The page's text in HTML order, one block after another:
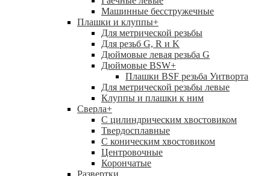
Машинные бесстружечные
Плашки и клуппы+
Для метрической резьбы
Для резьб G, R и K
Дюймовые левая резьба G
Дюймовые BSW+
Плашки BSF резьба Уитворта
Для метрической резьбы левые
Клуппы и плашки к ним
Сверла+
С цилиндрическим хвостовиком
Твердосплавные
С коническим хвостовиком
Центровочные
Корончатые
Развертки